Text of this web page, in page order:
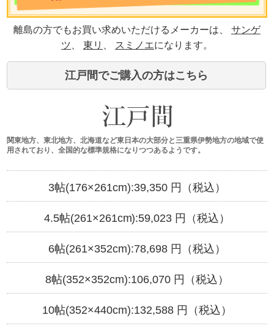
離島の方でもお買い求めいただけるメーカーは、 サンゲ
ツ 、東リ スミノエになります。
江戸間でご購入の方はこちら
関東地方、東北地方、北海道など東日本の大部分と三重県伊勢地方の地域で使
用されており、全国的な標準規格になりつつあるようです。
3帖(176×261cm):39,350円（税込）
4.5帖(261×261cm):59,023 円（税込）
6帖(261×352cm):78,698円（税込）
8帖(352×352cm):106,070円（税込）
10帖(352×440cm):132,588円（税込）